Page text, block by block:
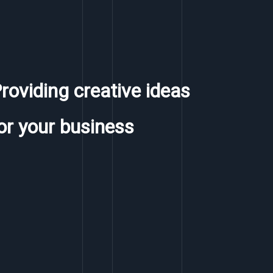
creative ideas
your business